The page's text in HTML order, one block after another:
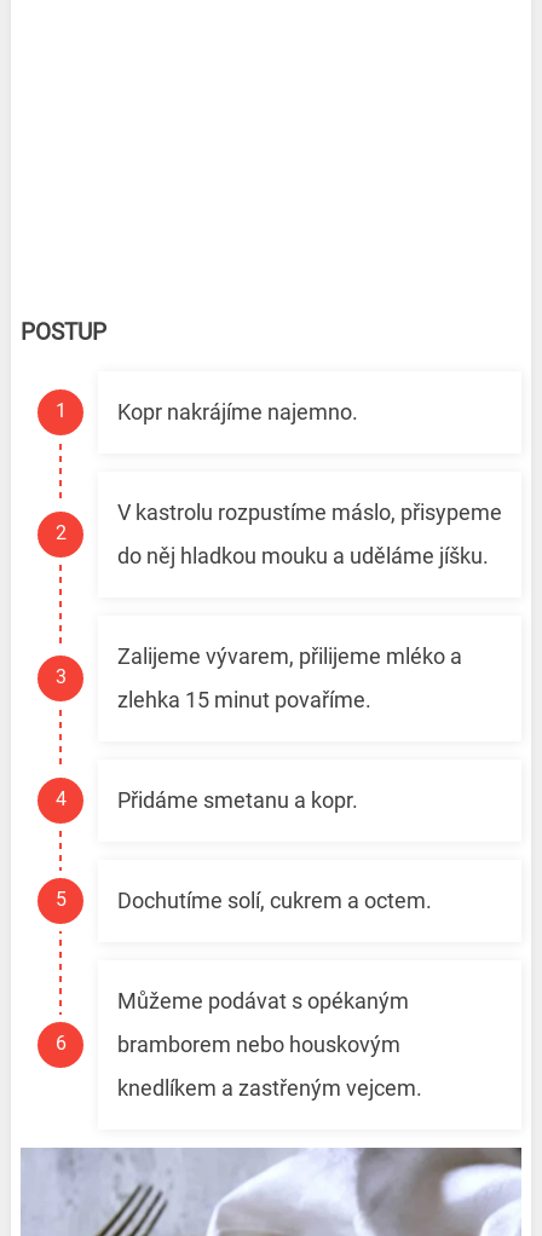
POSTUP
Kopr nakrájíme najemno.
V kastrolu rozpustíme máslo, přisypeme
do něj hladkou mouku a uděláme jíšku.
Zalijeme vývarem, přilijeme mléko a
zlehka 15 minut povaříme.
Přidáme smetanu a kopr.
Dochutíme solí, cukrem a octem.
Můžeme podávat s opékaným
bramborem nebo houskovým
knedlíkem a zastřeným vejcem.